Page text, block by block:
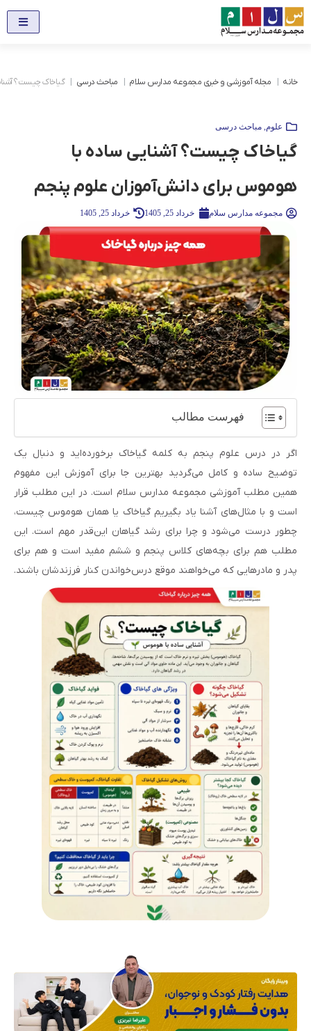
خانه مجله آموزشی و خبری مجموعه مدارس سلام مباحث درسی گیاخاک چیست؟
علوم مباحث درسی
گیاخاک چیست؟ آشنایی ساده با
هوموس برای دانش‌آموزان علوم پنجم
مجموعه مدارس سلام خرداد 25, 1405 خرداد 25, 1405
فهرست مطالب
اگر در درس علوم پنجم به کلمه گیاخاک برخورده‌اید و دنبال یک
توضیح ساده و کامل می‌گردید بهترین جا برای آموزش این مفهوم
همین مطلب آموزشی مجموعه مدارس سلام است. در این مطلب قرار
است و با مثال‌های آشنا یاد بگیریم گیاخاک یا همان هوموس چیست،
چطور درست می‌شود و چرا برای رشد گیاهان این‌قدر مهم است. این
مطلب هم برای بچه‌های کلاس پنجم و ششم مفید است و هم برای
پدر و مادرهایی که می‌خواهند موقع درس‌خواندن کنار فرزندشان باشند.